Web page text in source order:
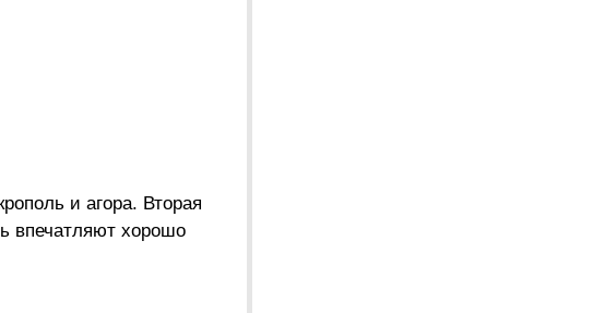
и агора. Вторая
впечатляют хорошо